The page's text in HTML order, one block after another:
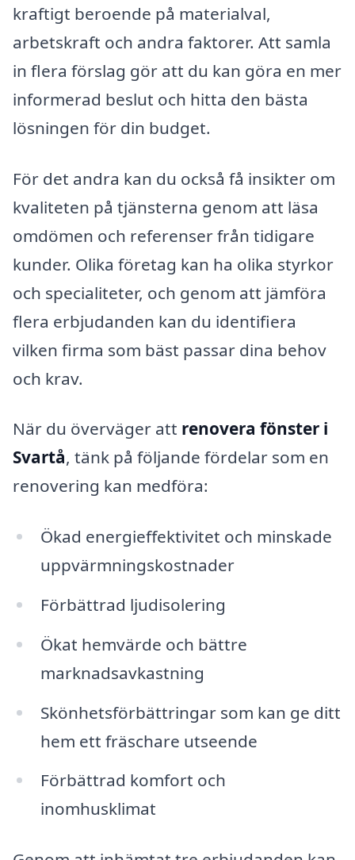
kraftigt beroende på materialval,
arbetskraft och andra faktorer. Att samla
in flera förslag gör att du kan göra en mer
informerad beslut och hitta den bästa
lösningen för din budget.
För det andra kan du också få insikter om
kvaliteten på tjänsterna genom att läsa
omdömen och referenser från tidigare
kunder. Olika företag kan ha olika styrkor
och specialiteter, och genom att jämföra
flera erbjudanden kan du identifiera
vilken firma som bäst passar dina behov
och krav.
När du överväger att renovera fönster i
Svartå, tänk på följande fördelar som en
renovering kan medföra:
Ökad energieffektivitet och minskade
uppvärmningskostnader
Förbättrad ljudisolering
Ökat hemvärde och bättre
marknadsavkastning
Skönhetsförbättringar som kan ge ditt
hem ett fräschare utseende
Förbättrad komfort och
inomhusklimat